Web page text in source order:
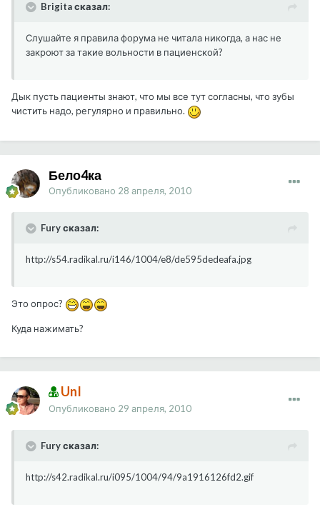
Brigita сказал:
Слушайте я правила форума не читала никогда, а нас не
закроют за такие вольности в пациенской?
Дык пусть пациенты знают, что мы все тут согласны, что зубы
чистить надо, регулярно и правильно.
Бело4ка
Опубликовано 28 апреля, 2010
Fury сказал:
http://s54.radikal.ru/i146/1004/e8/de595dedeafa.jpg
Это опрос?
Куда нажимать?
UnI
Опубликовано 29 апреля, 2010
Fury сказал:
http://s42.radikal.ru/i095/1004/94/9a1916126fd2.gif